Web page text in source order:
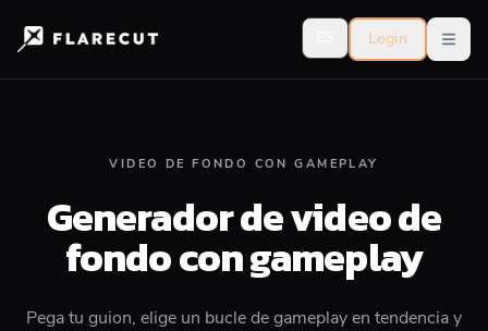
Login
VIDEO DE FONDO CON GAMEPLAY
Generador de video de
fondo con gameplay
Pega tu guion, elige un bucle de gameplay en tendencia y